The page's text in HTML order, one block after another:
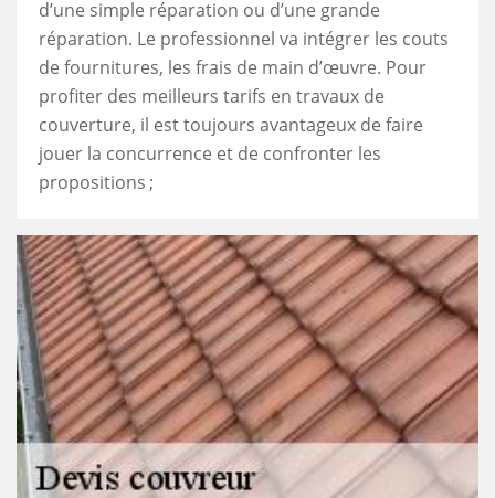
d’une simple réparation ou d’une grande
réparation. Le professionnel va intégrer les couts
de fournitures, les frais de main d’œuvre. Pour
profiter des meilleurs tarifs en travaux de
couverture, il est toujours avantageux de faire
jouer la concurrence et de confronter les
propositions ;